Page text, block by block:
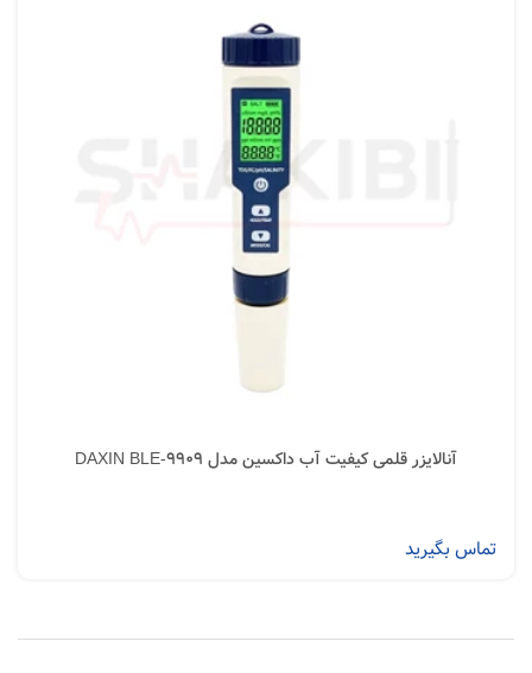
آنالایزر قلمی کیفیت آب داکسین مدل DAXIN BLE-9909
تماس بگیرید